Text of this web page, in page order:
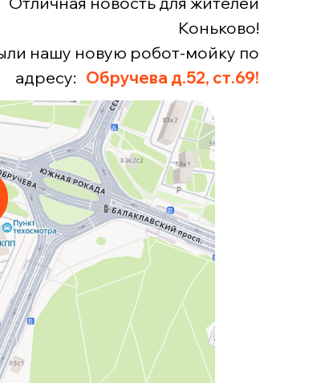
Коньково!
нашу новую робот-мойку по
адресу: Обручева д.52, ст.69!